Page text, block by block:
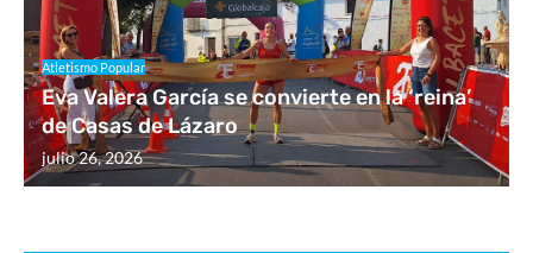
Atletismo Popular
Eva Valera García se convierte en la ‘reina’
de Casas de Lázaro
julio 26, 2026